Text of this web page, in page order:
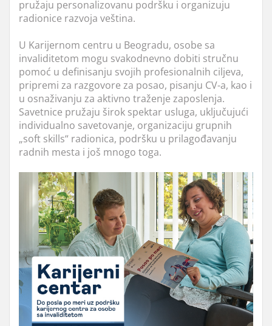
pružaju personalizovanu podršku i organizuju
radionice razvoja veština.
U Karijernom centru u Beogradu, osobe sa
invaliditetom mogu svakodnevno dobiti stručnu
pomoć u definisanju svojih profesionalnih ciljeva,
pripremi za razgovore za posao, pisanju CV-a, kao i
u osnaživanju za aktivno traženje zaposlenja.
Savetnice pružaju širok spektar usluga, uključujući
individualno savetovanje, organizaciju grupnih
„soft skills“ radionica, podršku u prilagođavanju
radnih mesta i još mnogo toga.